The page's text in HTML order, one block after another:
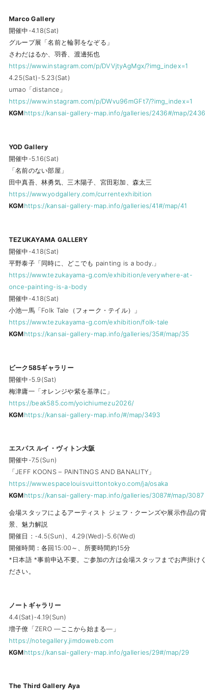
Marco Gallery
開催中-4.18(Sat)
グループ展「名前と輪郭をなぞる」
さわだはるか、羽香、渡邊拓也
https://www.instagram.com/p/DVVjtyAgMgx/?img_index=1
4.25(Sat)-5.23(Sat)
umao「distance」
https://www.instagram.com/p/DWvu96mGFt7/?img_index=1
KGMhttps://kansai-gallery-map.info/galleries/2436#/map/2436
YOD Gallery
開催中-5.16(Sat)
「名前のない部屋」
田中真吾、林勇気、三木陽子、宮田彩加、森太三
https://www.yodgallery.com/currentexhibition
KGMhttps://kansai-gallery-map.info/galleries/41#/map/41
TEZUKAYAMA GALLERY
開催中-4.18(Sat)
平野泰子「同時に、どこでも painting is a body.」
https://www.tezukayama-g.com/exhibition/everywhere-at-
once-painting-is-a-body
開催中-4.18(Sat)
小池一馬「Folk Tale（フォーク・テイル）」
https://www.tezukayama-g.com/exhibition/folk-tale
KGMhttps://kansai-gallery-map.info/galleries/35#/map/35
ビーク585ギャラリー
開催中-5.9(Sat)
梅津庸一「オレンジや紫を基準に」
https://beak585.com/yoichiumezu2026/
KGMhttps://kansai-gallery-map.info/#/map/3493
エスパス ルイ・ヴィトン大阪
開催中-7.5(Sun)
「JEFF KOONS – PAINTINGS AND BANALITY」
https://www.espacelouisvuittontokyo.com/ja/osaka
KGMhttps://kansai-gallery-map.info/galleries/3087#/map/3087
会場スタッフによるアーティスト ジェフ・クーンズや展示作品の背
景、魅力解説
開催日：-4.5(Sun)、4.29(Wed)-5.6(Wed)
開催時間：各回15:00～、所要時間約15分
*日本語 *事前申込不要。ご参加の方は会場スタッフまでお声掛けく
ださい。
ノートギャラリー
4.4(Sat)-4.19(Sun)
増子僚「ZERO —ここから始まる—」
https://notegallery.jimdoweb.com
KGMhttps://kansai-gallery-map.info/galleries/29#/map/29
The Third Gallery Aya